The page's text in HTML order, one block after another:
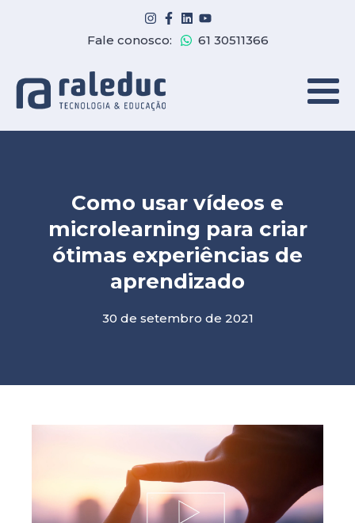
Fale conosco: 61 30511366
Como usar vídeos e
microlearning para criar
ótimas experiências de
aprendizado
30 de setembro de 2021